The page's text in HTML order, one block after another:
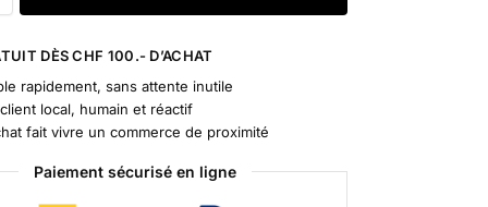
DÈS CHF 100.- D’ACHAT
rapidement, sans attente inutile
local, humain et réactif
fait vivre un commerce de proximité
Paiement sécurisé en ligne